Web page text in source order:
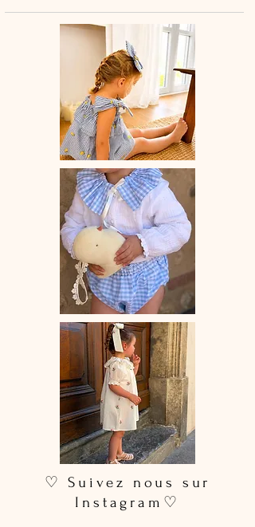
🌸 Chaque bloomer est
entièrement
confectionné à la main en France
avec amour et savoir-faire artisanal.
💛 Un indispensable du dressing de
bébé, alliant confort, praticité et style
bohème.
Délai de fabrication: entre 15 et 28
jours ouvrés selon les commandes en
cours.
Entretien: lavage à la main ou en
machine à 30° (cycle délicat, couleurs
similaires). Ne pas utiliser de sèche-
♡ Suivez nous sur
Instagram♡